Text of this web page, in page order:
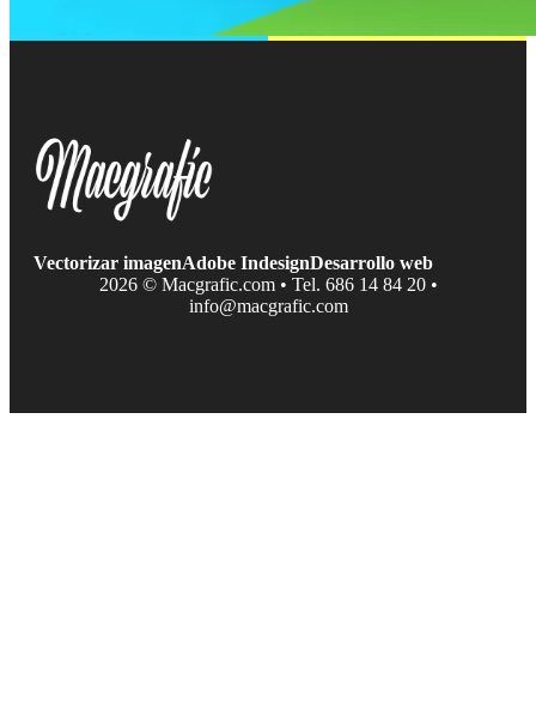
Vectorizar imagenAdobe IndesignDesarrollo web
2026 © Macgrafic.com • Tel. 686 14 84 20 •
info@macgrafic.com